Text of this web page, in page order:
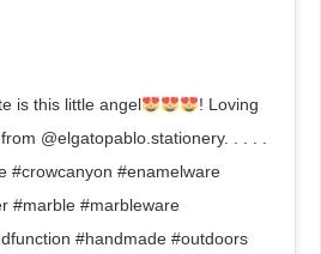
is this little angel
! Loving
@elgatopablo.stationery. . . . .
#crowcanyon #enamelware
#marble #marbleware
#handmade #outdoors